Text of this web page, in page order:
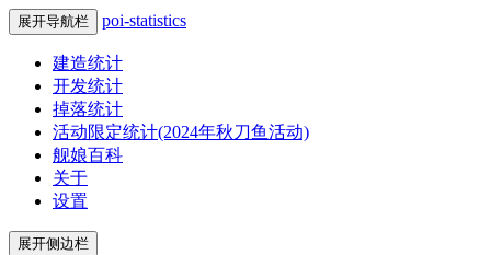
展开导航栏 poi-statistics
建造统计
开发统计
掉落统计
活动限定统计(2024年秋刀鱼活动)
舰娘百科
关于
设置
展开侧边栏